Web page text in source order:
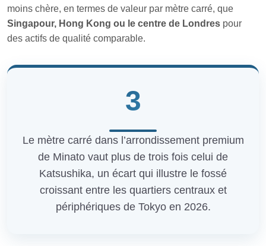
moins chère, en termes de valeur par mètre carré, que
Singapour, Hong Kong ou le centre de Londres pour
des actifs de qualité comparable.
3
Le mètre carré dans l’arrondissement premium
de Minato vaut plus de trois fois celui de
Katsushika, un écart qui illustre le fossé
croissant entre les quartiers centraux et
périphériques de Tokyo en 2026.